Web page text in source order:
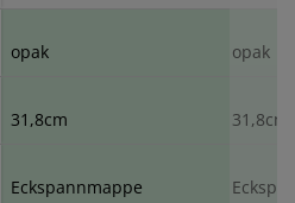
opak opak
31,8cm 31,8cm
Eckspannmappe